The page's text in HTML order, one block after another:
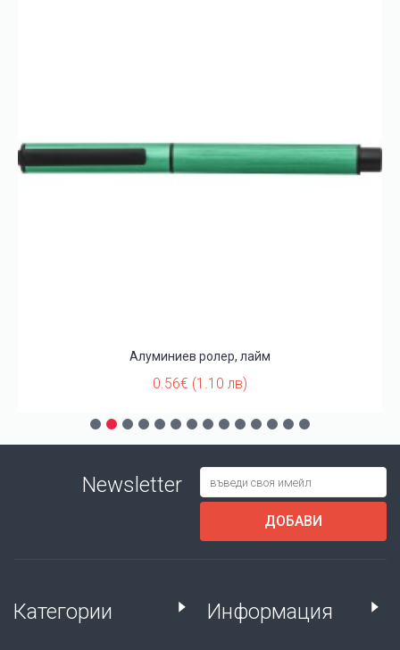
Алуминиев ролер, лайм
0.56€ (1.10 лв)
Newsletter
ДОБАВИ
Категории Информация